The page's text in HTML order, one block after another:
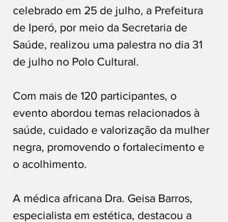
celebrado em 25 de julho, a Prefeitura
de Iperó, por meio da Secretaria de
Saúde, realizou uma palestra no dia 31
de julho no Polo Cultural.
Com mais de 120 participantes, o
evento abordou temas relacionados à
saúde, cuidado e valorização da mulher
negra, promovendo o fortalecimento e
o acolhimento.
A médica africana Dra. Geisa Barros,
especialista em estética, destacou a